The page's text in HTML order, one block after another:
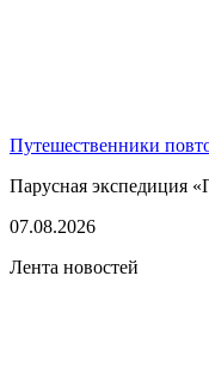
Путешественники
Парусная экспедиция
07.08.2026
Лента новостей